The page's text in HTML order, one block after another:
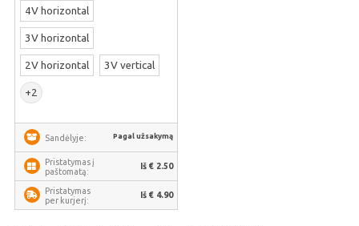
4V horizontal
3V horizontal
2V horizontal 3V vertical
+2
Sandėlyje: Pagal užsakymą
Pristatymas į
paštomatą:
Iš € 2.50
Pristatymas
per kurjerį:
Iš € 4.90